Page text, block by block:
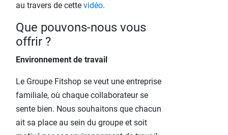
au travers de cette vidéo.
Que pouvons-nous vous
offrir ?
Environnement de travail
Le Groupe Fitshop se veut une entreprise
familiale, où chaque collaborateur se
sente bien. Nous souhaitons que chacun
ait sa place au sein du groupe et soit